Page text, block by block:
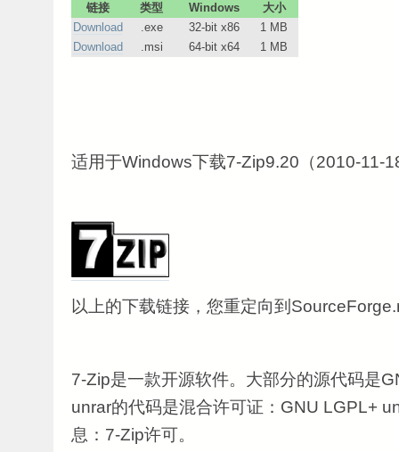
链接 类型 Windows
大小
Download
.exe 32-bit x86
1 MB
Download
.msi 64-bit x64 1 MB
适用于Windows下载7-Zip9.20（2010-11-
以上的下载链接，您重定向到
7-Zip是一款开源软件。大部分的源代码是
unrar的代码是混合许可证：GNU LGPL+
息：7-Zip许可​​。